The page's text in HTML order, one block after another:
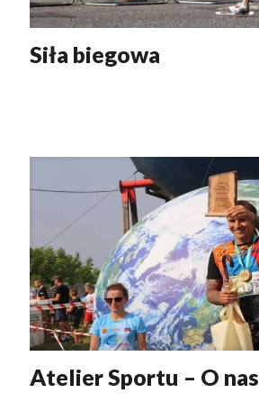
Siła biegowa
Atelier Sportu – O nas